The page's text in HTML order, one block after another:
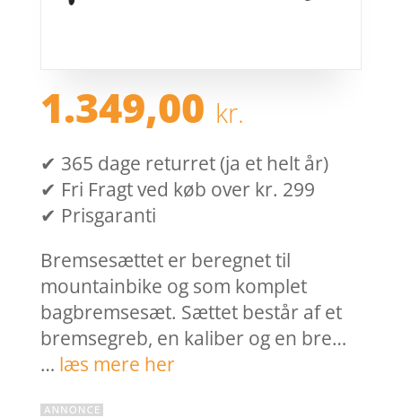
1.349,00 kr.
✔ 365 dage returret (ja et helt år)
✔ Fri Fragt ved køb over kr. 299
✔ Prisgaranti
Bremsesættet er beregnet til
mountainbike og som komplet
bagbremsesæt. Sættet består af et
bremsegreb, en kaliber og en bre…
… læs mere her